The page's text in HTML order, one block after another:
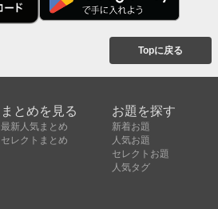
Topに戻る
まとめを見る
最新人気まとめ
セレクトまとめ
お題を探す
新着お題
人気お題
セレクトお題
人気タグ